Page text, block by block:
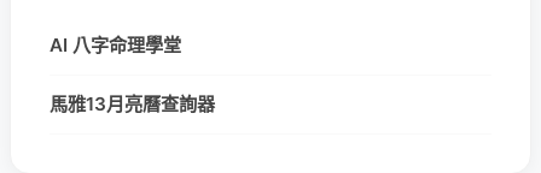
AI 八字命理學堂
馬雅13月亮曆查詢器